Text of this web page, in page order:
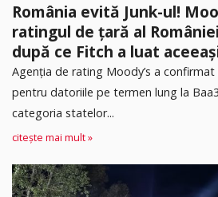
România evită Junk-ul!
ratingul de țară al
după ce Fitch a luat
Agenția de rating Moody’s a
pentru datoriile pe termen lung la
categoria statelor...
citește mai mult »